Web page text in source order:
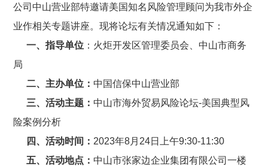
公司中山营业部特邀请美国知名风险管理顾问为我市外企
业作相关专题讲座。现将论坛有关情况通知如下：
一、指导单位：火炬开发区管理委员会、中山市商务
局
二、主办单位： 中国信保中山营业部
三、活动主题： 中山市海外贸易风险论坛-美国典型风
险案例分析
四、活动时间： 2023年8月24日上午9:30-11:30
五、活动地点： 中山市张家边企业集团有限公司一楼